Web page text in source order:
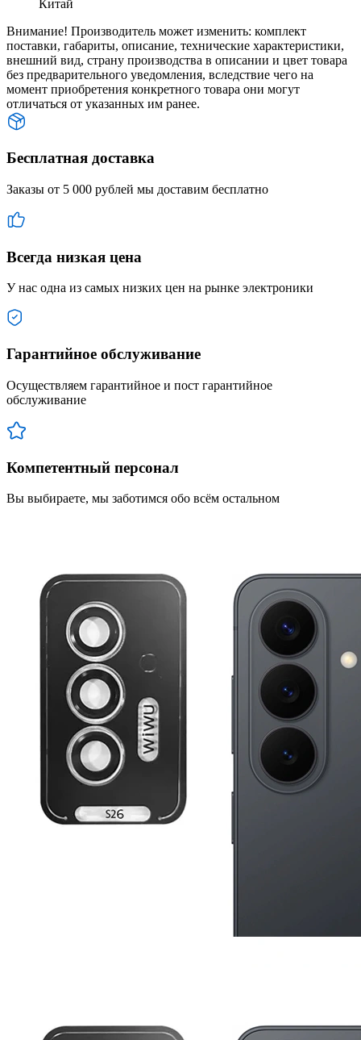
Китай
Внимание! Производитель может изменить: комплект
поставки, габариты, описание, технические характеристики,
внешний вид, страну производства в описании и цвет товара
без предварительного уведомления, вследствие чего на
момент приобретения конкретного товара они могут
отличаться от указанных им ранее.
Бесплатная доставка
Заказы от 5 000 рублей мы доставим бесплатно
Всегда низкая цена
У нас одна из самых низких цен на рынке электроники
Гарантийное обслуживание
Осуществляем гарантийное и пост гарантийное
обслуживание
Компетентный персонал
Вы выбираете, мы заботимся обо всём остальном